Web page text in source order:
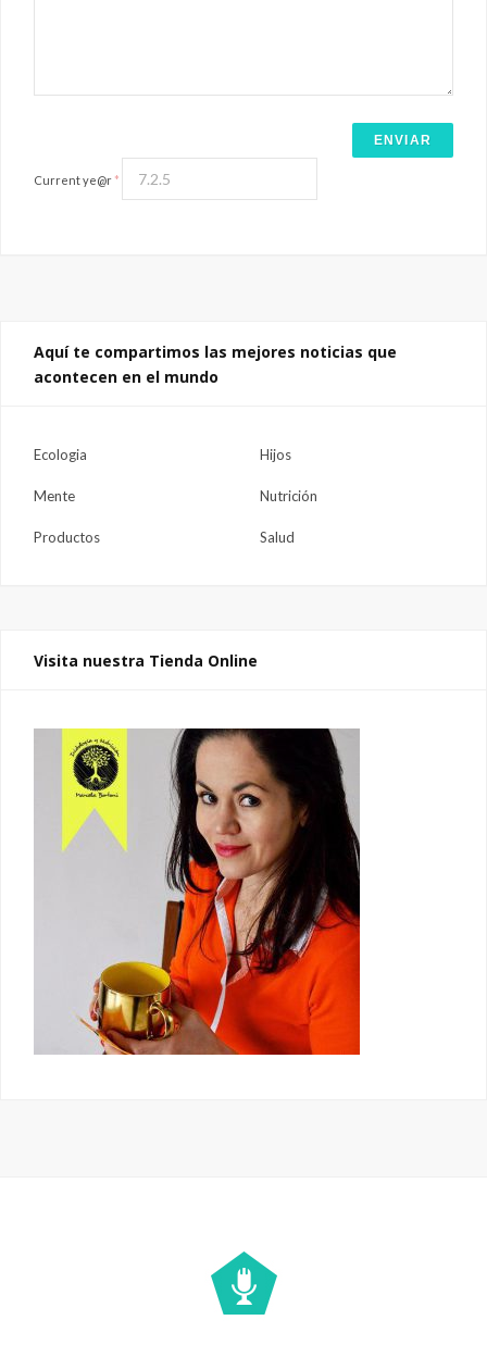
Current ye@r *
Aquí te compartimos las mejores noticias que
acontecen en el mundo
Ecologia Hijos
Mente Nutrición
Productos Salud
Visita nuestra Tienda Online